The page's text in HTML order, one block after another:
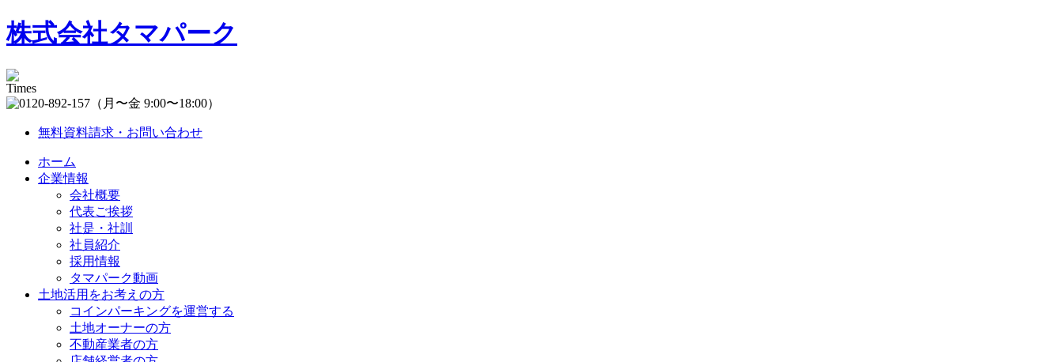
株式会社タマパーク
（月〜金 9:00〜18:00）
無料資料請求・お問い合わせ
ホーム
企業情報
会社概要
代表ご挨拶
社是・社訓
社員紹介
採用情報
タマパーク動画
土地活用をお考えの方
コインパーキングを運営する
土地オーナーの方
不動産業者の方